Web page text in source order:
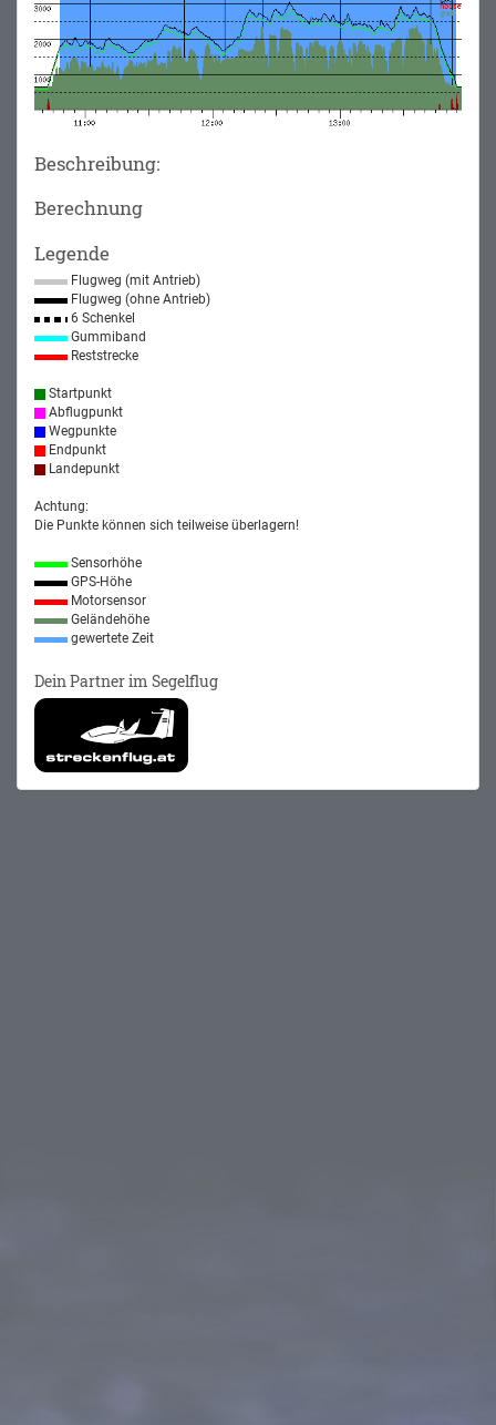
Beschreibung:
Berechnung
Legende
Flugweg (mit Antrieb)
Flugweg (ohne Antrieb)
6 Schenkel
Gummiband
Reststrecke
Startpunkt
Abflugpunkt
Wegpunkte
Endpunkt
Landepunkt
Achtung:
Die Punkte können sich teilweise überlagern!
Sensorhöhe
GPS-Höhe
Motorsensor
Geländehöhe
gewertete Zeit
Dein Partner im Segelflug